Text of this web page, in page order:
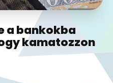
a bankokba
kamatozzon